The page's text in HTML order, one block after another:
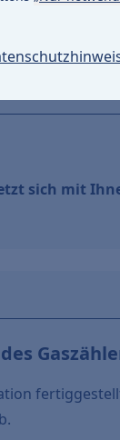
einen
sich mit